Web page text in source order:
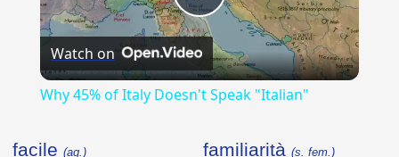
Play
Video
Watch on
Why 45% of Italy Doesn't Speak "Italian"
facile (ag.) familiarità (s. fem.)